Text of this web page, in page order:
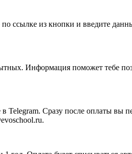
ссылке из кнопки и введите
Информация поможет тебе
Telegram. Сразу после оплаты вы